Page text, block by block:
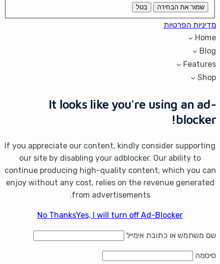
שמור את הבחירה בטל
מדיניות הפרטיות
Home
Blog
Features
Shop
It looks like you're using an ad-
blocker!
If you appreciate our content, kindly consider supporting
our site by disabling your adblocker. Our ability to
continue producing high-quality content, which you can
enjoy without any cost, relies on the revenue generated
from advertisements.
Yes, I will turn off Ad-Blocker
No Thanks
שם משתמש או כתובת אימייל
סיסמה